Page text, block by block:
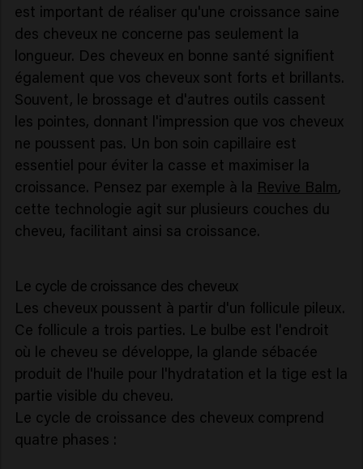
est important de réaliser qu'une croissance saine
des cheveux ne concerne pas seulement la
longueur. Des cheveux en bonne santé signifient
également que vos cheveux sont forts et brillants.
Souvent, le brossage et d'autres outils cassent
les pointes, donnant l'impression que vos cheveux
ne poussent pas. Un bon soin capillaire est
essentiel pour éviter la casse et maximiser la
croissance. Pensez par exemple à la Revive Balm,
cette technologie agit sur plusieurs couches du
cheveu, facilitant ainsi sa croissance.
Le cycle de croissance des cheveux
Les cheveux poussent à partir d'un follicule pileux.
Ce follicule a trois parties. Le bulbe est l'endroit
où le cheveu se développe, la glande sébacée
produit de l'huile pour l'hydratation et la tige est la
partie visible du cheveu.
Le cycle de croissance des cheveux comprend
quatre phases :